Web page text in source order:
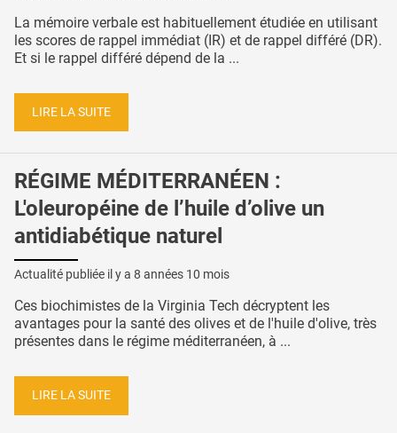
La mémoire verbale est habituellement étudiée en utilisant
les scores de rappel immédiat (IR) et de rappel différé (DR).
Et si le rappel différé dépend de la ...
LIRE LA SUITE
RÉGIME MÉDITERRANÉEN :
L'oleuropéine de l’huile d’olive un
antidiabétique naturel
Actualité publiée il y a 8 années 10 mois
Ces biochimistes de la Virginia Tech décryptent les
avantages pour la santé des olives et de l'huile d'olive, très
présentes dans le régime méditerranéen, à ...
LIRE LA SUITE